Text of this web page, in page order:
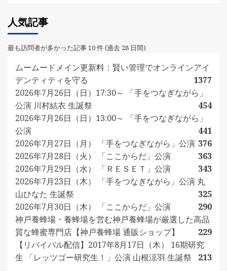
人気記事
最も訪問者が多かった記事 10 件 (過去 28 日間)
ムームードメイン更新料：賢い管理でオンラインアイ
デンティティを守る
1377
2026年7月26日（日）17:30～ 「手をつなぎながら」
公演 川村結衣 生誕祭
454
2026年7月26日（日）13:00～ 「手をつなぎながら」
公演
441
2026年7月27日（月） 「手をつなぎながら」公演 376
2026年7月28日（火） 「ここからだ」公演
363
2026年7月29日（水） 「ＲＥＳＥＴ」公演
343
2026年7月23日（木） 「手をつなぎながら」公演 丸
山ひなた 生誕祭
325
2026年7月30日（木） 「ここからだ」公演
290
神戸養蜂場・養蜂場を営む神戸養蜂場が厳選した高品
質な蜂蜜専門店【神戸養蜂場 通販ショップ】
229
【リバイバル配信】2017年8月17日（木） 16期研究
生 「レッツゴー研究生！」公演 山根涼羽 生誕祭
213